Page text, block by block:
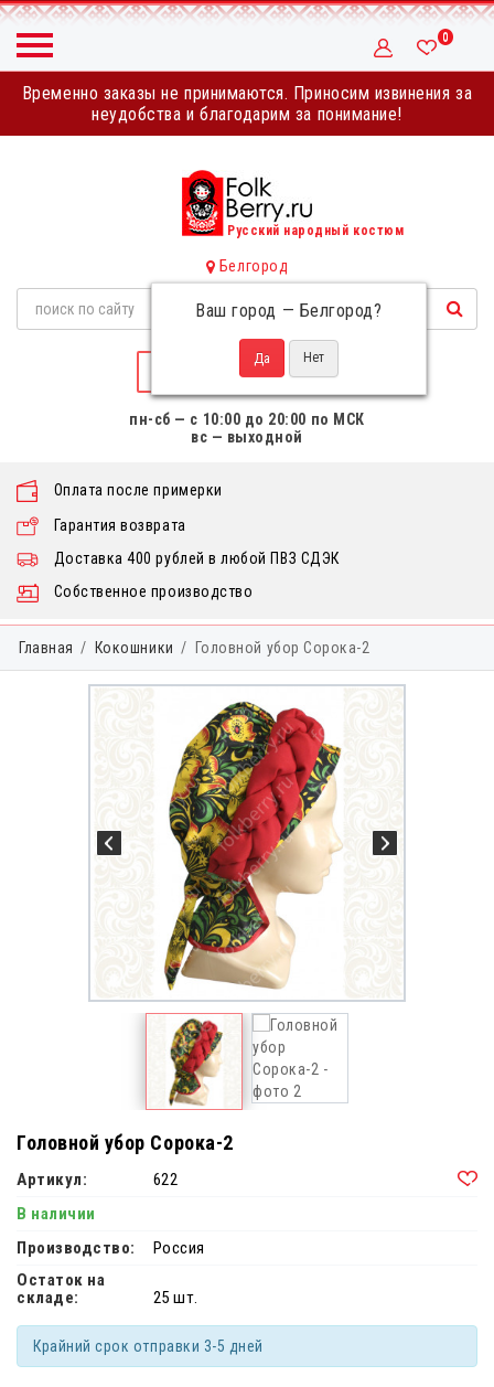
Временно заказы не принимаются. Приносим извинения за
неудобства и благодарим за понимание!
0
Русский народный костюм
Белгород
Ваш город — Белгород?
НАПИСАТЬ НАМ
пн-сб — с 10:00 до 20:00 по МСК
вс — выходной
Собственное производство
Оплата после примерки
Гарантия возврата
Доставка 400 рублей в любой ПВЗ СДЭК
Главная Кокошники Головной убор Сорока-2
Головной убор Сорока-2
Артикул:
622
В наличии
Производство:
Россия
Остаток на
складе:
25 шт.
Крайний срок отправки 3-5 дней